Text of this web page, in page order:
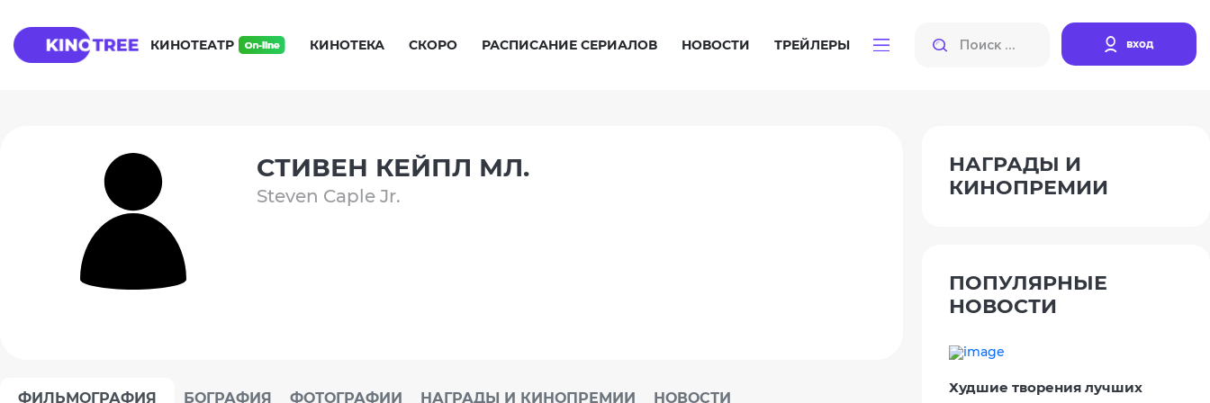
КИНОТЕАТР КИНОТЕКА СКОРО РАСПИСАНИЕ СЕРИАЛОВ НОВОСТИ ТРЕЙЛЕРЫ вход
СТИВЕН КЕЙПЛ МЛ.
Steven Caple Jr.
ФИЛЬМОГРАФИЯ БОГРАФИЯ ФОТОГРАФИИ НАГРАДЫ И КИНОПРЕМИИ НОВОСТИ
НАГРАДЫ И
КИНОПРЕМИИ
ПОПУЛЯРНЫЕ
НОВОСТИ
Худшие творения лучших